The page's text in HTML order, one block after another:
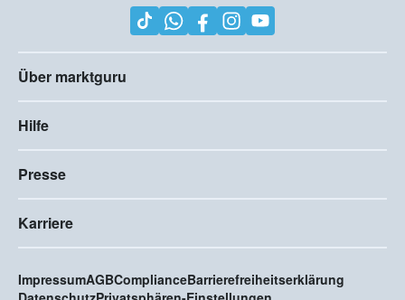
Über marktguru
Hilfe
Presse
Karriere
ImpressumAGBComplianceBarrierefreiheitserklärung